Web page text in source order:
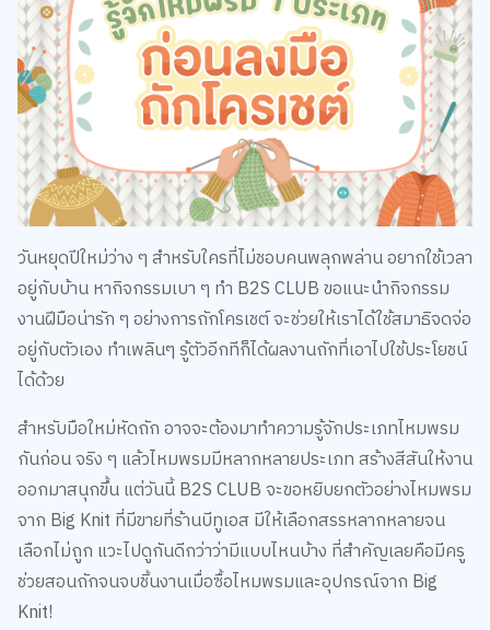
วันหยุดปีใหม่ว่าง ๆ สำหรับใครที่ไม่ชอบคนพลุกพล่าน อยากใช้เวลา
อยู่กับบ้าน หากิจกรรมเบา ๆ ทำ B2S CLUB ขอแนะนำกิจกรรม
งานฝีมือน่ารัก ๆ อย่างการถักโครเชต์ จะช่วยให้เราได้ใช้สมาธิจดจ่อ
อยู่กับตัวเอง ทำเพลินๆ รู้ตัวอีกทีก็ได้ผลงานถักที่เอาไปใช้ประโยชน์
ได้ด้วย
สำหรับมือใหม่หัดถัก อาจจะต้องมาทำความรู้จักประเภทไหมพรม
กันก่อน จริง ๆ แล้วไหมพรมมีหลากหลายประเภท สร้างสีสันให้งาน
ออกมาสนุกขึ้น แต่วันนี้ B2S CLUB จะขอหยิบยกตัวอย่างไหมพรม
จาก Big Knit ที่มีขายที่ร้านบีทูเอส มีให้เลือกสรรหลากหลายจน
เลือกไม่ถูก แวะไปดูกันดีกว่าว่ามีแบบไหนบ้าง ที่สำคัญเลยคือมีครู
ช่วยสอนถักจนจบชิ้นงานเมื่อซื้อไหมพรมและอุปกรณ์จาก Big
Knit!